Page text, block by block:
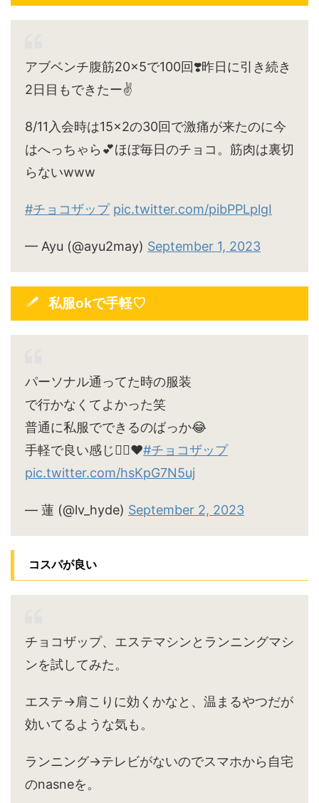
アブベンチ腹筋20×5で100回❣️昨日に引き続き
2日目もできたー✌️
8/11入会時は15×2の30回で激痛が来たのに今
はへっちゃら💕ほぼ毎日のチョコ。筋肉は裏切
らないwww
#チョコザップ pic.twitter.com/pibPPLplgI
— Ayu (@ayu2may) September 1, 2023
私服okで手軽♡
パーソナル通ってた時の服装
で行かなくてよかった笑
普通に私服でできるのばっか😂
手軽で良い感じ🙆‍♀️♥#チョコザップ
pic.twitter.com/hsKpG7N5uj
— 蓮 (@lv_hyde) September 2, 2023
コスパが良い
チョコザップ、エステマシンとランニングマシ
ンを試してみた。
エステ→肩こりに効くかなと、温まるやつだが
効いてるような気も。
ランニング→テレビがないのでスマホから自宅
のnasneを。